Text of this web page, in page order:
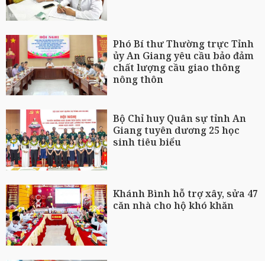
Phó Bí thư Thường trực Tỉnh
ủy An Giang yêu cầu bảo đảm
chất lượng cầu giao thông
nông thôn
Bộ Chỉ huy Quân sự tỉnh An
Giang tuyên dương 25 học
sinh tiêu biểu
Khánh Bình hỗ trợ xây, sửa 47
căn nhà cho hộ khó khăn